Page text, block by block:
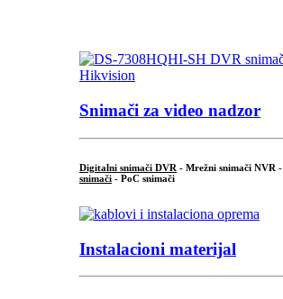
Snimači za video nadzor
Digitalni snimači DVR - Mrežni snimači NVR -
snimači - PoC snimači
Instalacioni materijal